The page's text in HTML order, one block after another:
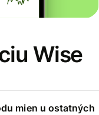
Wise
mien u ostatných